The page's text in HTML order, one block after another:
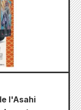
l'Asahi